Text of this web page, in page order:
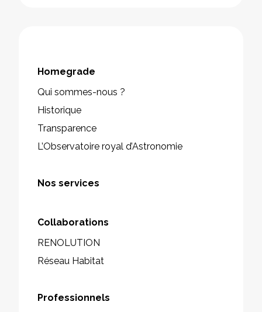
Homegrade
Qui sommes-nous ?
Historique
Transparence
L’Observatoire royal d’Astronomie
Nos services
Collaborations
RENOLUTION
Réseau Habitat
Professionnels